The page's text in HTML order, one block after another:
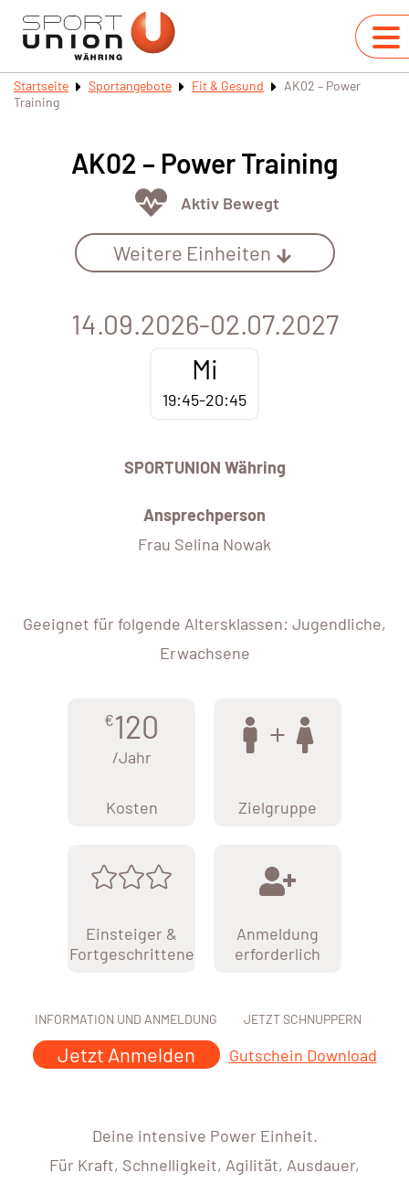
Startseite Sportangebote Fit & Gesund
AK02 – Power
Training
AK02 – Power Training
Aktiv Bewegt
Weitere Einheiten
14.09.2026-02.07.2027
Mi
19:45-20:45
SPORTUNION Währing
Ansprechperson
Frau Selina Nowak
Geeignet für folgende Altersklassen: Jugendliche,
Erwachsene
€120
/Jahr
Kosten Zielgruppe
Einsteiger &
Fortgeschrittene
Anmeldung
erforderlich
INFORMATION UND ANMELDUNG
Jetzt Anmelden
JETZT SCHNUPPERN
Gutschein Download
Deine intensive Power Einheit.
Für Kraft, Schnelligkeit, Agilität, Ausdauer,